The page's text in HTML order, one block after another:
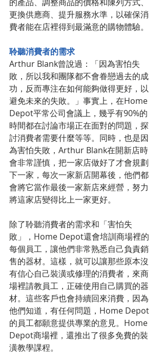
更換供應商、提升服務水準，以確保消
費者能在店裡得到最滿意的購物體驗。
聆聽消費者的需求
Arthur Blank曾說過：「因為害怕失
敗，所以我和團隊都不會眷戀過去的成
功，反而專注在如何能夠做得更好，以
避免未來的失敗。」事實上，在Home
Depot平常公司會議上，幾乎有90%的
時間都在討論市場正在面對的問題，探
討消費者需要什麼等等。同時，也是因
為害怕失敗，Arthur Blank在開新店時
會非常謹慎，把一家店做好了才會規劃
下一家，每次一家新店開幕後，他們都
會將它當作最後一家新店來經營，努力
將這家店變得比上一家更好。
除了聆聽消費者的需求和「害怕失
敗」，Home Depot還會培訓商場裡的
每個員工，讓他們非常熟悉自己負責銷
售的器材。這樣，就可以讓那些原本沒
有信心自己裝潢或修理的消費者，來商
場裡請教員工，正確使用自己購買的器
材。這些客戶也會持續回來消費，因為
他們知道，有任何問題，Home Depot
的員工都願意提供專業的意見。Home
Depot商場裡，還推出了很多免費的裝
潢教學課程。